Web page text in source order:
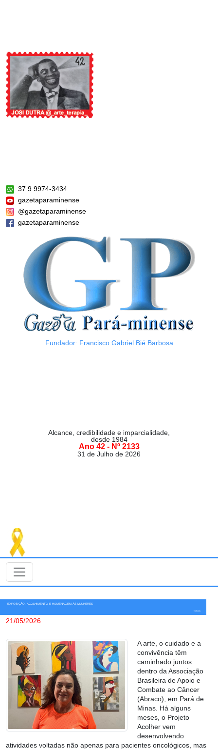
37 9 9974-3434
gazetaparaminense
@gazetaparaminense
gazetaparaminense
Fundador: Francisco Gabriel Bié Barbosa
Alcance, credibilidade e imparcialidade,
desde 1984
Ano 42 - Nº 2133
31 de Julho de 2026
EXPOSIÇÃO, ACOLHIMENTO E HOMENAGEM ÀS MULHERES
Notícias
21/05/2026
A arte, o cuidado e a
convivência têm
caminhado juntos
dentro da Associação
Brasileira de Apoio e
Combate ao Câncer
(Abraco), em Pará de
Minas. Há alguns
meses, o Projeto
Acolher vem
desenvolvendo
atividades voltadas não apenas para pacientes oncológicos, mas